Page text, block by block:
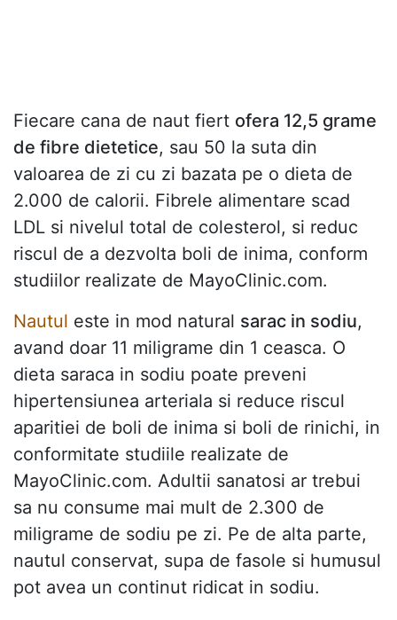
Fiecare cana de naut fiert ofera 12,5 grame
de fibre dietetice, sau 50 la suta din
valoarea de zi cu zi bazata pe o dieta de
2.000 de calorii. Fibrele alimentare scad
LDL si nivelul total de colesterol, si reduc
riscul de a dezvolta boli de inima, conform
studiilor realizate de MayoClinic.com.
Nautul este in mod natural sarac in sodiu,
avand doar 11 miligrame din 1 ceasca. O
dieta saraca in sodiu poate preveni
hipertensiunea arteriala si reduce riscul
aparitiei de boli de inima si boli de rinichi, in
conformitate studiile realizate de
MayoClinic.com. Adultii sanatosi ar trebui
sa nu consume mai mult de 2.300 de
miligrame de sodiu pe zi. Pe de alta parte,
nautul conservat, supa de fasole si humusul
pot avea un continut ridicat in sodiu.